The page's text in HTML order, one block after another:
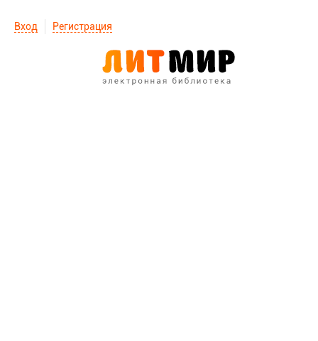
Вход Регистрация